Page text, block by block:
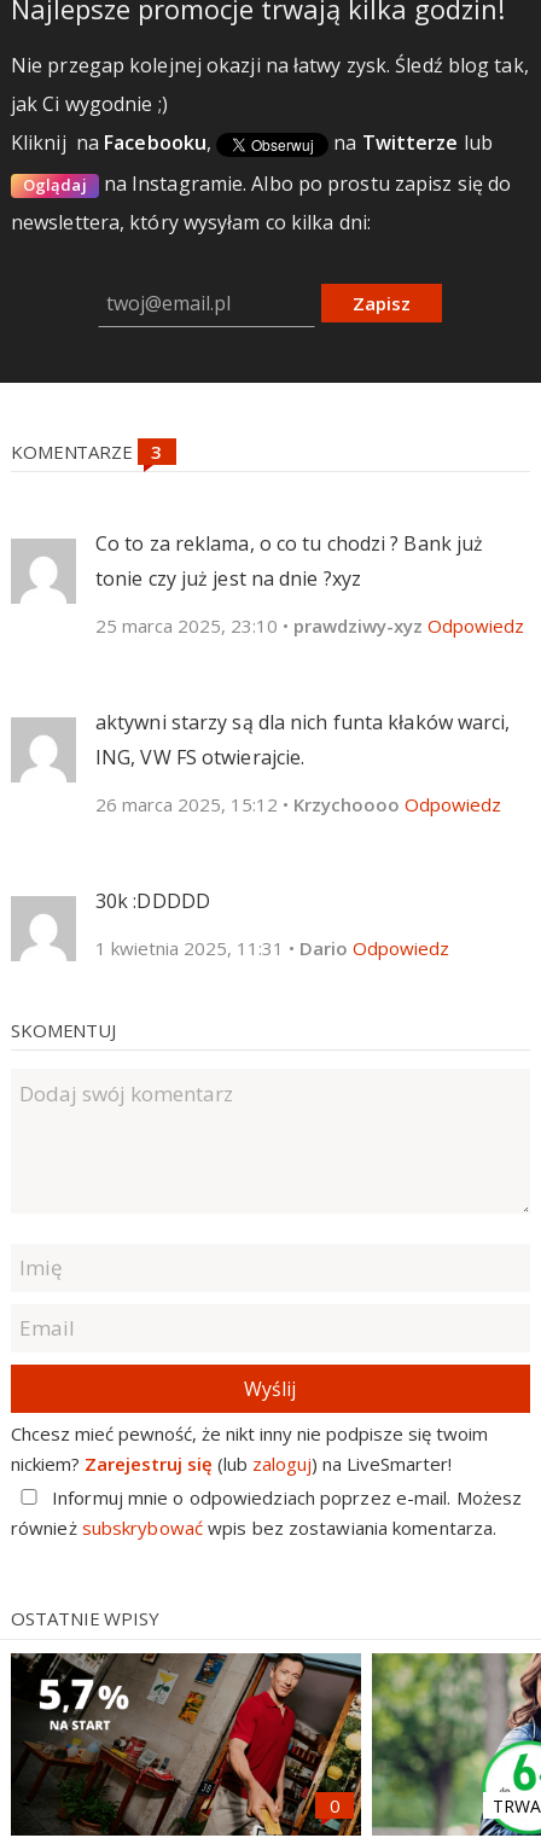
Najlepsze promocje trwają kilka godzin!
Nie przegap kolejnej okazji na łatwy zysk. Śledź blog tak,
jak Ci wygodnie ;)
Kliknij na Facebooku, na Twitterze lub
Oglądaj na Instagramie.Albo po prostu zapisz się do
newslettera, który wysyłam co kilka dni:
Zapisz
KOMENTARZE
Co to za reklama, o co tu chodzi ? Bank już
tonie czy już jest na dnie ?xyz
25 marca 2025, 23:10 • prawdziwy-xyz Odpowiedz
aktywni starzy są dla nich funta kłaków warci,
ING, VW FS otwierajcie.
26 marca 2025, 15:12 • Krzychoooo Odpowiedz
30k :DDDDD
1 kwietnia 2025, 11:31 • Dario Odpowiedz
SKOMENTUJ
Wyślij
Chcesz mieć pewność, że nikt inny nie podpisze się twoim
nickiem? Zarejestruj się (lub zaloguj) na LiveSmarter!
Informuj mnie o odpowiedziach poprzez e-mail. Możesz
również subskrybowaćwpis bez zostawiania komentarza.
OSTATNIE WPISY